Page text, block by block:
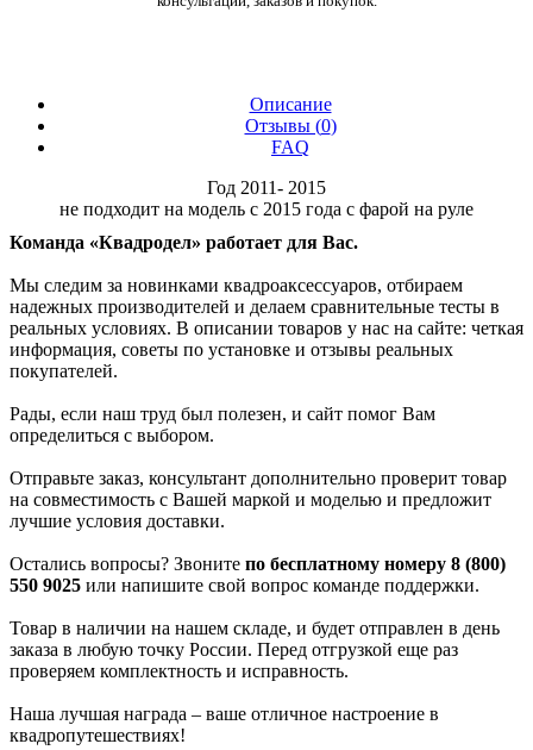
Описание
Отзывы (0)
FAQ
Год 2011- 2015
не подходит на модель с 2015 года с фарой на руле
Команда «Квадродел» работает для Вас.
Мы следим за новинками квадроаксессуаров, отбираем
надежных производителей и делаем сравнительные тесты в
реальных условиях. В описании товаров у нас на сайте: четкая
информация, советы по установке и отзывы реальных
покупателей.
Рады, если наш труд был полезен, и сайт помог Вам
определиться с выбором.
Отправьте заказ, консультант дополнительно проверит товар
на совместимость с Вашей маркой и моделью и предложит
лучшие условия доставки.
Остались вопросы? Звоните по бесплатному номеру 8 (800)
550 9025 или напишите свой вопрос команде поддержки.
Товар в наличии на нашем складе, и будет отправлен в день
заказа в любую точку России. Перед отгрузкой еще раз
проверяем комплектность и исправность.
Наша лучшая награда – ваше отличное настроение в
квадропутешествиях!